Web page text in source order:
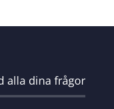
alla dina frågor